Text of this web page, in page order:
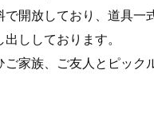
で開放しており、道具一
ししております。
ご家族、ご友人とピック